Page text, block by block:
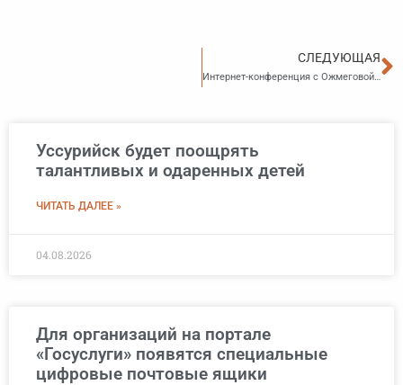
СЛЕДУЮЩАЯ
Интернет-конференция с Ожмеговой Мариной Андреевной на тему: «Трудовой договор: особенности оформления, типичные ошибки и ответственность работодателей»
Уссурийск будет поощрять
талантливых и одаренных детей
ЧИТАТЬ ДАЛЕЕ »
04.08.2026
Для организаций на портале
«Госуслуги» появятся специальные
цифровые почтовые ящики